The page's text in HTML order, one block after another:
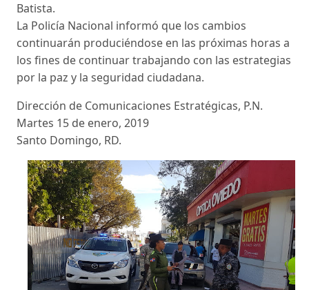
Batista.
La Policía Nacional informó que los cambios
continuarán produciéndose en las próximas horas a
los fines de continuar trabajando con las estrategias
por la paz y la seguridad ciudadana.
Dirección de Comunicaciones Estratégicas, P.N.
Martes 15 de enero, 2019
Santo Domingo, RD.